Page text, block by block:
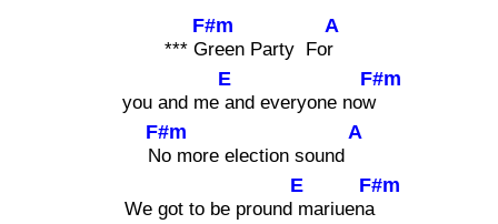
*** G
F#m
reen Party Fo
A
r
you and me
E
and everyone now
F#m
N
F#m
o more election sound
A
We got to be pround
E
mariuena
F#m